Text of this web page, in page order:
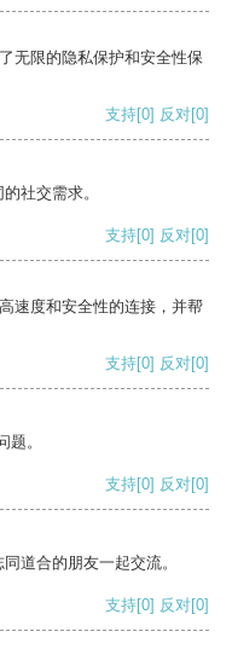
无限的隐私保护和安全性保
支持[0] 反对[0]
社交需求。
支持[0] 反对[0]
速度和安全性的连接，并帮
支持[0] 反对[0]
。
支持[0] 反对[0]
道合的朋友一起交流。
支持[0] 反对[0]